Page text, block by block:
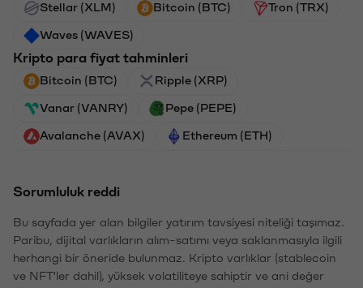
Stellar (XLM) Bitcoin (BTC) Tron (TRX)
Waves (WAVES)
Kripto para fiyat tahminleri
Bitcoin (BTC) Ripple (XRP)
Vanar (VANRY) Pepe (PEPE)
Avalanche (AVAX) Ethereum (ETH)
Sorumluluk reddi
Bu sayfada yer alan bilgiler yatırım tavsiyesi niteliği taşımaz.
Paribu, dijital varlıkların alım-satımı veya saklanmasıyla ilgili
herhangi bir öneride bulunmaz. Kripto varlıklar (stablecoin
ve NFT'ler dahil), yüksek volatiliteye sahiptir ve ani değer